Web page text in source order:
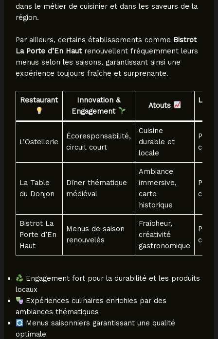
dans le métier de cuisinier et dans les saveurs de la
région.
Par ailleurs, certains établissements comme Bistrot
La Porte d’En Hautrenouvellent fréquemment leurs
menus selon les saisons, garantissant ainsi une
expérience toujours fraîche et surprenante.
Restaurant
Innovation &
Engagement
Atouts
L’Ostellerie
Écoresponsabilité,
circuit court
Cuisine
durable et
locale
La Table
du Donjon
Dîner thématique
médiéval
Ambiance
immersive,
carte
historique
Bistrot La
Porte d’En
Haut
Menus de saison
renouvelés
Fraîcheur,
créativité
gastronomique
Engagement fort pour la durabilité et les produits
locaux
Expériences culinaires enrichies par des
ambiances thématiques
Menus saisonniers garantissant une qualité
optimale